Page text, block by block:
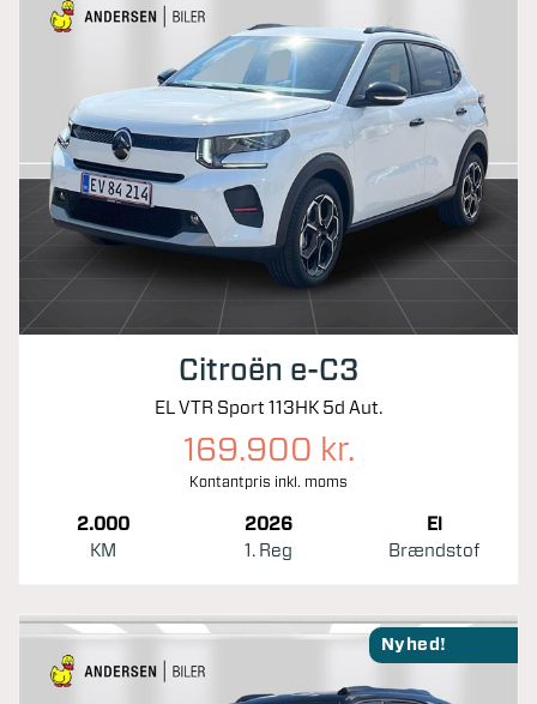
Citroën e-C3
EL VTR Sport 113HK 5d Aut.
169.900 kr.
Kontantpris inkl. moms
2.000
KM
2026
1. Reg
El
Brændstof
Nyhed!